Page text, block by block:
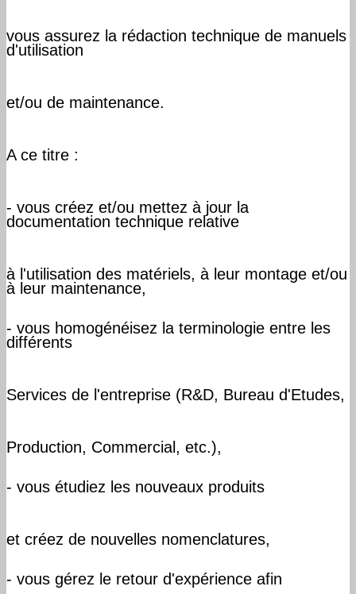
vous assurez la rédaction technique de manuels
d'utilisation
et/ou de maintenance.
A ce titre :
- vous créez et/ou mettez à jour la
documentation technique relative
à l'utilisation des matériels, à leur montage et/ou
à leur maintenance,
- vous homogénéisez la terminologie entre les
différents
Services de l'entreprise (R&D, Bureau d'Etudes,
Production, Commercial, etc.),
- vous étudiez les nouveaux produits
et créez de nouvelles nomenclatures,
- vous gérez le retour d'expérience afin